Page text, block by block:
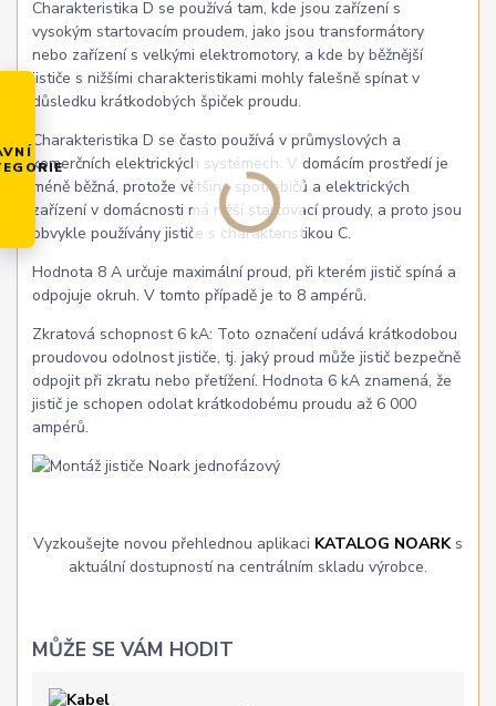
Charakteristika D se používá tam, kde jsou zařízení s
vysokým startovacím proudem, jako jsou transformátory
nebo zařízení s velkými elektromotory, a kde by běžnější
jističe s nižšími charakteristikami mohly falešně spínat v
důsledku krátkodobých špiček proudu.
Charakteristika D se často používá v průmyslových a
komerčních elektrických systémech. V domácím prostředí je
méně běžná, protože většina spotřebičů a elektrických
zařízení v domácnosti má nižší startovací proudy, a proto jsou
obvykle používány jističe s charakteristikou C.
Hodnota 8 A určuje maximální proud, při kterém jistič spíná a
odpojuje okruh. V tomto případě je to 8 ampérů.
Zkratová schopnost 6 kA: Toto označení udává krátkodobou
proudovou odolnost jističe, tj. jaký proud může jistič bezpečně
odpojit při zkratu nebo přetížení. Hodnota 6 kA znamená, že
jistič je schopen odolat krátkodobému proudu až 6 000
ampérů.
Vyzkoušejte novou přehlednou aplikaci KATALOG NOARKs
aktuální dostupností na centrálním skladu výrobce.
MŮŽE SE VÁM HODIT